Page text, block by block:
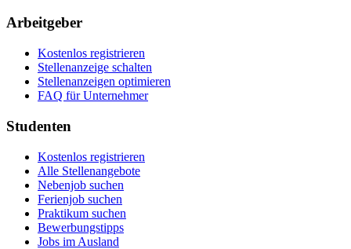
Arbeitgeber
Kostenlos registrieren
Stellenanzeige schalten
Stellenanzeigen optimieren
FAQ für Unternehmer
Studenten
Kostenlos registrieren
Alle Stellenangebote
Nebenjob suchen
Ferienjob suchen
Praktikum suchen
Bewerbungstipps
Jobs im Ausland